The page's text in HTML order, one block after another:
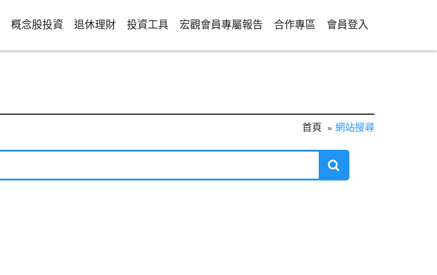
概念股投資 退休理財 投資工具 宏觀會員專屬報告 合作專區 會員登入
首頁 網站搜尋